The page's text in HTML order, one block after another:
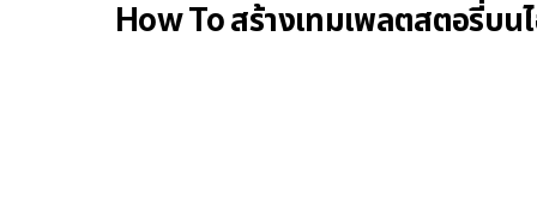
How To สร้างเทมเพลตสตอรี่บน